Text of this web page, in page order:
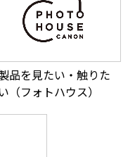
品を見たい・触りた
い（フォトハウス）